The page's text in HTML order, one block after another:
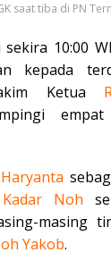
saat tiba di PN
10:00
kepada
Ketua
Haryanta
Kadar Noh
masing
Yakob.